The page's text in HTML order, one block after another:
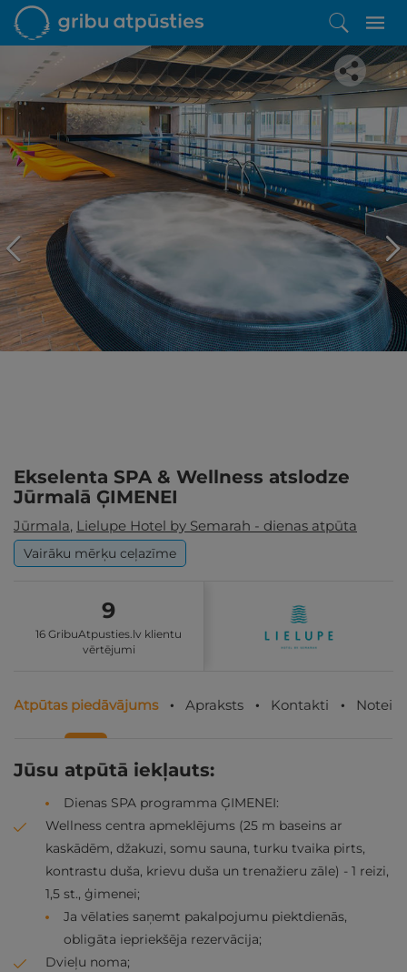
Iepatikās šis piedāvājums?
Līdz brīnišķīgai atpūtai atlikuši tikai daži soļi
Ekselenta SPA & Wellness atslodze
Jūrmalā ĢIMENEI
Jūrmala, Lielupe Hotel by Semarah - dienas atpūta
Vairāku mērķu ceļazīme
9
16 GribuAtpusties.lv klientu
vērtējumi
Atpūtas piedāvājums Apraksts Kontakti
Jūsu atpūtā iekļauts:
Dienas SPA programma ĢIMENEI:
Wellness centra apmeklējums (25 m baseins ar
kaskādēm, džakuzi, somu sauna, turku tvaika pirts,
kontrastu duša, krievu duša un trenažieru zāle) - 1 reizi,
1,5 st., ģimenei;
Ja vēlaties saņemt pakalpojumu piektdienās,
obligāta iepriekšēja rezervācija;
Dvieļu noma;